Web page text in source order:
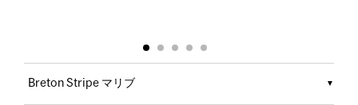
Breton Stripe マリブ